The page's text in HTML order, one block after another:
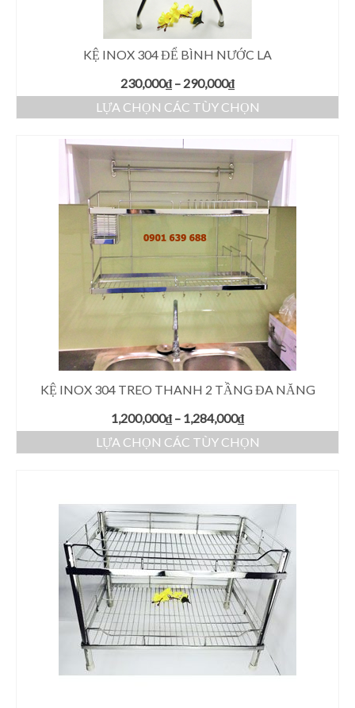
KỆ INOX 304 ĐỂ BÌNH NƯỚC LA
230,000₫ – 290,000₫
LỰA CHỌN CÁC TÙY CHỌN
KỆ INOX 304 TREO THANH 2 TẦNG ĐA NĂNG
1,200,000₫ – 1,284,000₫
LỰA CHỌN CÁC TÙY CHỌN